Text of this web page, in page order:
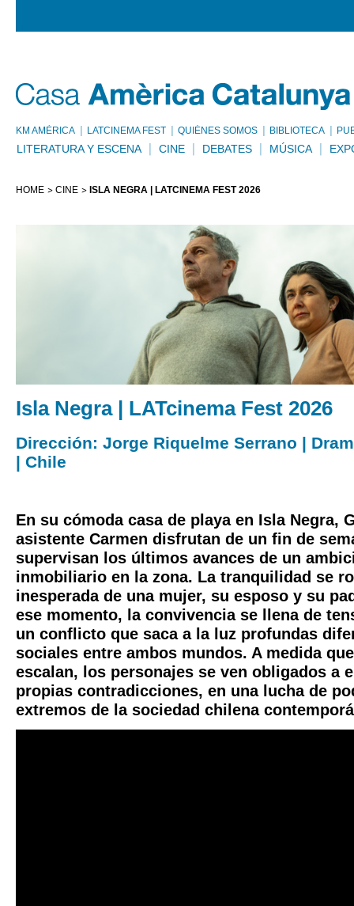
KM AMÈRICA LATCINEMA FEST QUIÉNES SOMOS BIBLIOTECA
LITERATURA Y ESCENA CINE DEBATES MÚSICA
HOME CINE ISLA NEGRA | LATCINEMA FEST 2026
Isla Negra | LATcinema Fest 2026
Dirección: Jorge Riquelme Serrano |
| Chile
En su cómoda casa de playa en Isla Negra,
asistente Carmen disfrutan de un fin de
supervisan los últimos avances de un
inmobiliario en la zona. La tranquilidad se
inesperada de una mujer, su esposo y su
ese momento, la convivencia se llena de
un conflicto que saca a la luz profundas
sociales entre ambos mundos. A medida
escalan, los personajes se ven obligados a
propias contradicciones, en una lucha de
extremos de la sociedad chilena